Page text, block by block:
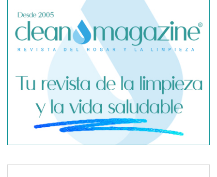
soluciones práctica